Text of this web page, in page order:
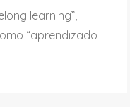
learning”,
“aprendizado